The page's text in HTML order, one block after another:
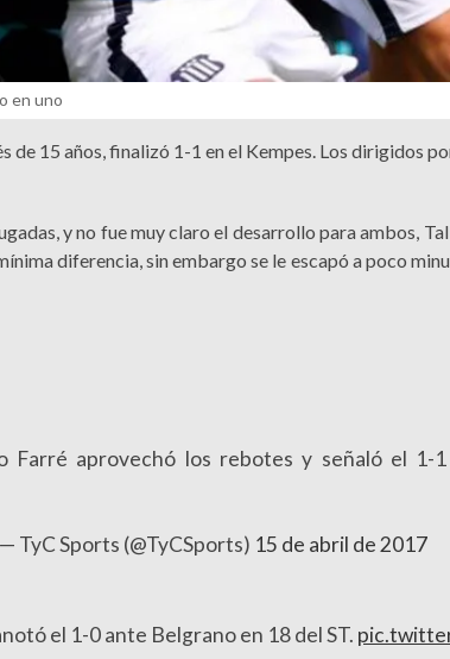
en uno
de 15 años, finalizó 1-1 en el Kempes. Los dirigidos
y no fue muy claro el desarrollo para ambos,
diferencia, sin embargo se le escapó a poco
Farré aprovechó los rebotes y señaló el 1-
— TyC Sports (@TyCSports) 15 de abril de 2017
el 1-0 ante Belgrano en 18 del ST.